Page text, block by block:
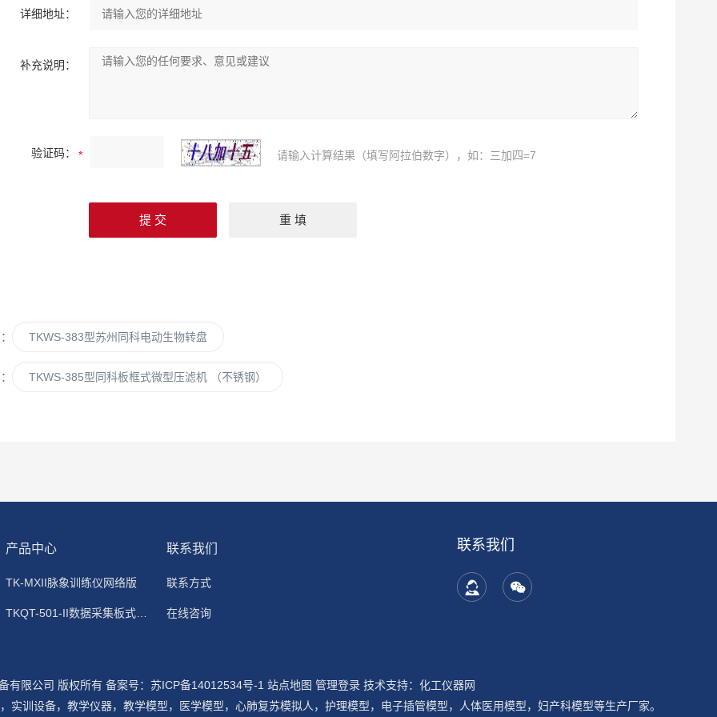
详细地址：
补充说明：
验证码： 请输入计算结果（填写阿拉伯数字），如：三加四=7
TKWS-383型苏州同科电动生物转盘
TKWS-385型同科板框式微型压滤机 （不锈钢）
产品中心
TK-MXII脉象训练仪网络版
TKQT-501-II数据采集板式静电除尘器
联系我们
联系方式
在线咨询
联系我们
有限公司 版权所有 备案号：苏ICP备14012534号-1 站点地图 管理登录 技术支持： 化工仪器网
训设备，教学仪器，教学模型，医学模型，心肺复苏模拟人，护理模型，电子插管模型，人体医用模型，妇产科模型等生产厂家。